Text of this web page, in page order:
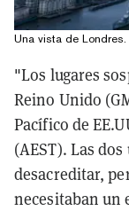
Una vista de
"Los lugares
Reino Unido
Pacífico de
(AEST). Las
desacreditar,
necesitaban un